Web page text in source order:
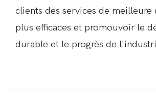
clients des services de meilleure
plus efficaces et promouvoir le
durable et le progrès de